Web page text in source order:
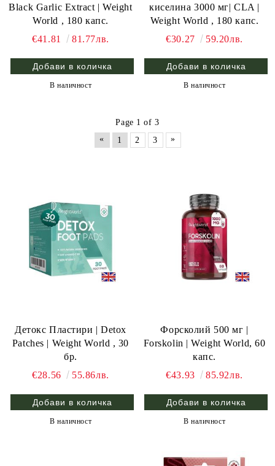
Black Garlic Extract | Weight
World , 180 капс.
€41.81
81.77лв.
В наличност
киселина 3000 мг| CLA |
Weight World , 180 капс.
€30.27
59.20лв.
В наличност
Page 1 of 3
«
1 2 3 »
Детокс Пластири | Detox
Patches | Weight World , 30
бр.
€28.56
55.86лв.
В наличност
Форсколий 500 мг |
Forskolin | Weight World, 60
капс.
€43.93
85.92лв.
В наличност